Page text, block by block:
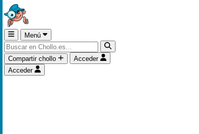
Menú
Compartir chollo
Acceder
Acceder